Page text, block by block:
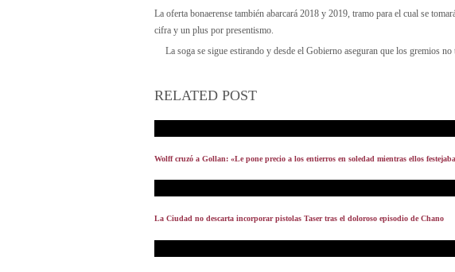
La oferta bonaerense también abarcará 2018 y 2019, tramo para el cual se
cifra y un plus por presentismo.
La soga se sigue estirando y desde el Gobierno aseguran que los gremios
RELATED POST
Wolff cruzó a Gollan: «Le pone precio a los entierros en soledad mientras ellos
La Ciudad no descarta incorporar pistolas Taser tras el doloroso episodio de Chano